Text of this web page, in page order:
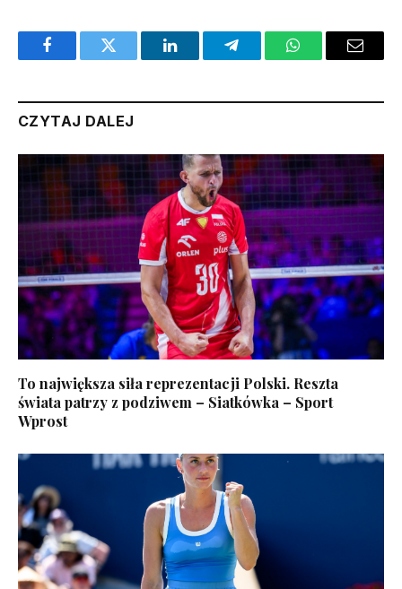
FacebookTwitter LinkedInTelegramWhatsAppEmail
CZYTAJ DALEJ
To największa siła reprezentacji Polski. Reszta
świata patrzy z podziwem – Siatkówka – Sport
Wprost